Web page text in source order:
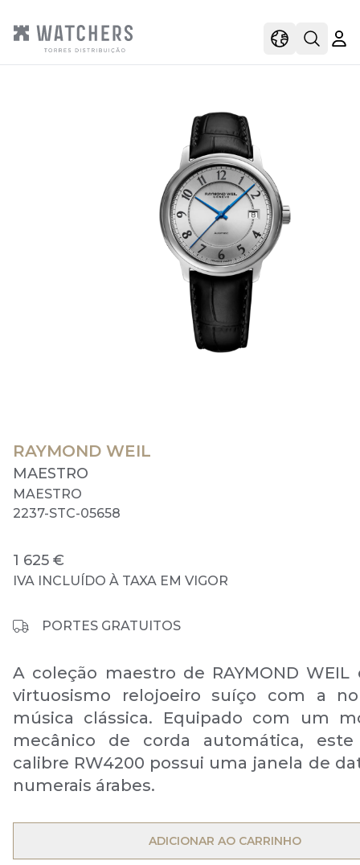
viewOpen
RAYMOND WEIL
MAESTRO
MAESTRO
2237-STC-05658
1 625 €
IVA INCLUÍDO À TAXA EM VIGOR
PORTES GRATUITOS
A coleção maestro de RAYMOND WEIL
virtuosismo relojoeiro suíço com a
música clássica. Equipado com um
mecânico de corda automática, este
calibre RW4200 possui uma janela de
numerais árabes.
ADICIONAR AO CARRINHO